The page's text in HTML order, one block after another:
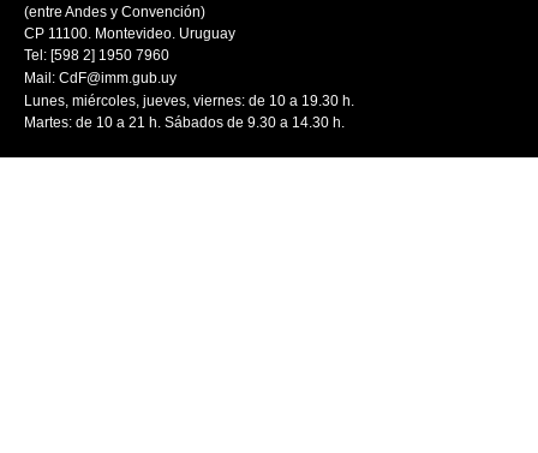
(entre Andes y Convención)
CP 11100. Montevideo. Uruguay
Tel: [598 2] 1950 7960
Mail: CdF@imm.gub.uy
Lunes, miércoles, jueves, viernes: de 10 a 19.30 h.
Martes: de 10 a 21 h. Sábados de 9.30 a 14.30 h.